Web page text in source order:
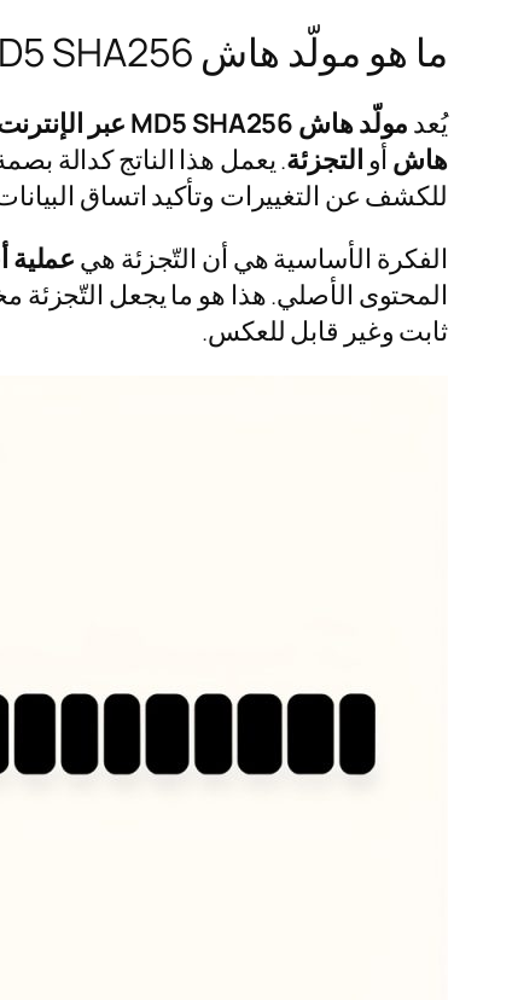
ما هو مولّد هاش MD5 SHA256 عبر الإنترنت؟
يُعد مولّد هاش MD5 SHA256 عبر الإنترنت
هاش أو التجزئة. يعمل هذا الناتج كدالة
للكشف عن التغييرات وتأكيد اتساق
الفكرة الأساسية هي أن التّجزئة هيعملية
المحتوى الأصلي. هذا هو ما يجعل التّجزئة
ثابت وغير قابل للعكس.